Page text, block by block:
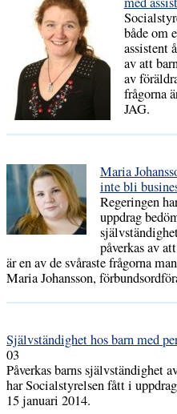
både om
assistent
av att
av
frågorna
JAG.
Maria
inte bli
Regeringen
uppdrag
påverkas av
är en av de svåraste frågorna
Maria Johansson,
Självständighet hos barn med
03
Påverkas barns självständighet
har Socialstyrelsen fått i
15 januari 2014.